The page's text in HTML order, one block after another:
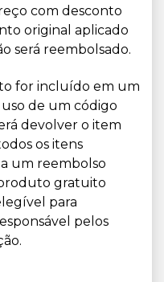
com desconto
original aplicado
será reembolsado.
for incluído em um
de um código
devolver o item
os itens
um reembolso
gratuito
para
pelos